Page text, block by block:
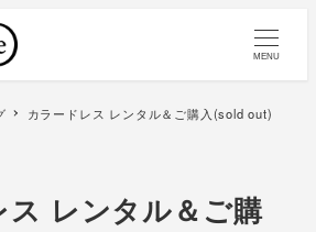
MENU
カラードレス レンタル＆ご購入(sold out)
ス レンタル＆ご購